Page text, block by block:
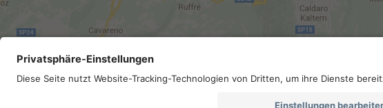
Sitemap . Impressum . Privacy . Barrierefreiheit .